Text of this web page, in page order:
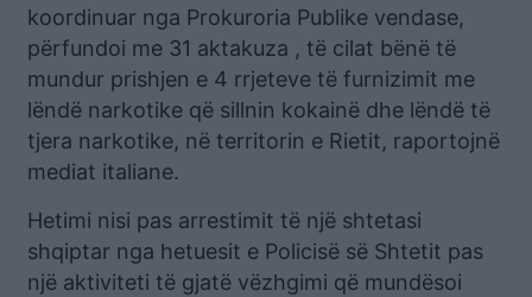
koordinuar nga Prokuroria Publike vendase,
përfundoi me 31 aktakuza , të cilat bënë të
mundur prishjen e 4 rrjeteve të furnizimit me
lëndë narkotike që sillnin kokainë dhe lëndë të
tjera narkotike, në territorin e Rietit, raportojnë
mediat italiane.
Hetimi nisi pas arrestimit të një shtetasi
shqiptar nga hetuesit e Policisë së Shtetit pas
një aktiviteti të gjatë vëzhgimi që mundësoi